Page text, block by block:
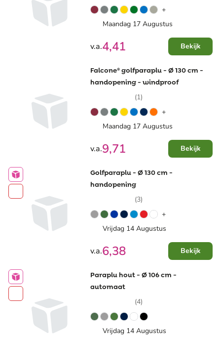
+
Maandag 17 Augustus
v.a.4,41 Bekijk
Falcone® golfparaplu - Ø 130 cm -
handopening - windproof
(1)
+
Maandag 17 Augustus
v.a.9,71 Bekijk
Golfparaplu - Ø 130 cm -
handopening
(3)
+
Vrijdag 14 Augustus
v.a.6,38 Bekijk
Paraplu hout - Ø 106 cm -
automaat
(4)
Vrijdag 14 Augustus